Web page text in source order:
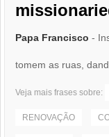
Papa Francisco -
tomem as ruas,
Veja mais frases sobre:
RENOVAÇÃO